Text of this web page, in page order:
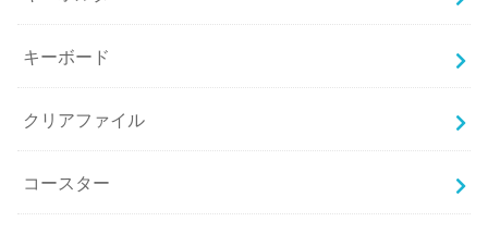
キーボード
クリアファイル
コースター